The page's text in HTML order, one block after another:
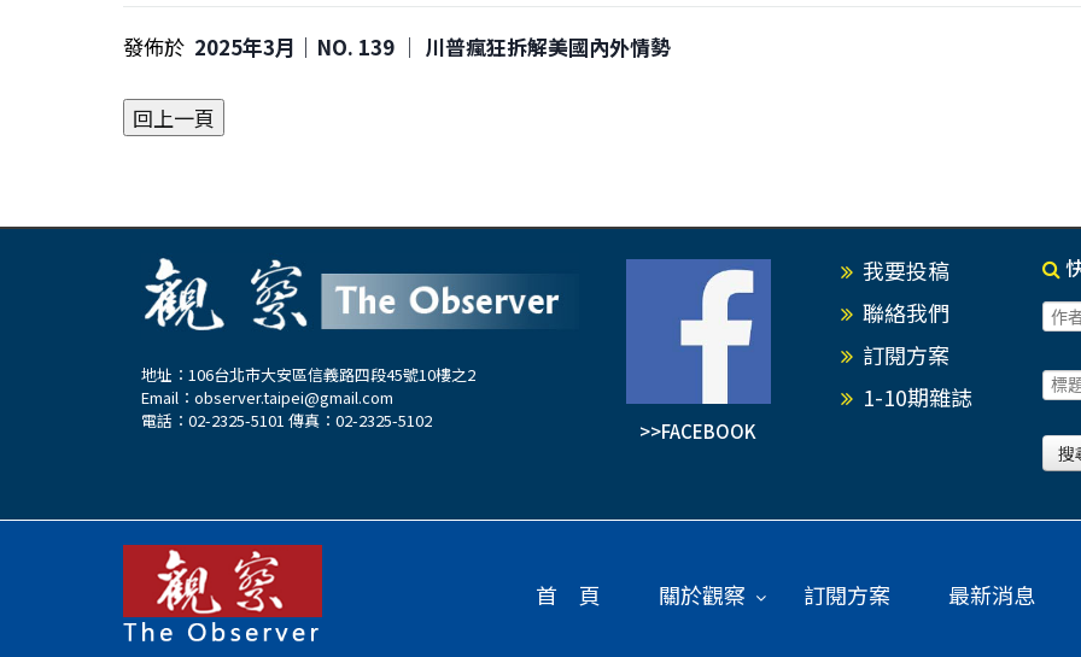
發佈於 2025年3月｜NO. 139 │ 川普瘋狂拆解美國內外情勢
地址：106台北市大安區信義路四段45號10樓之2
Email： observer.taipei@gmail.com
電話：02-2325-5101 傳真：02-2325-5102
>>FACEBOOK
我要投稿
聯絡我們
訂閱方案
1-10期雜誌
首 頁 關於觀察 訂閱方案 最新消息